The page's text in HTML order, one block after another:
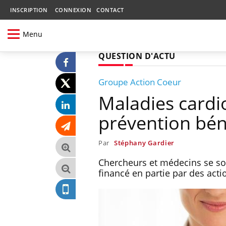
INSCRIPTION CONNEXION CONTACT
Menu
QUESTION D'ACTU
Groupe Action Coeur
Maladies
prévention
Par Stéphany Gardier
Chercheurs et médecins se
financé en partie par des